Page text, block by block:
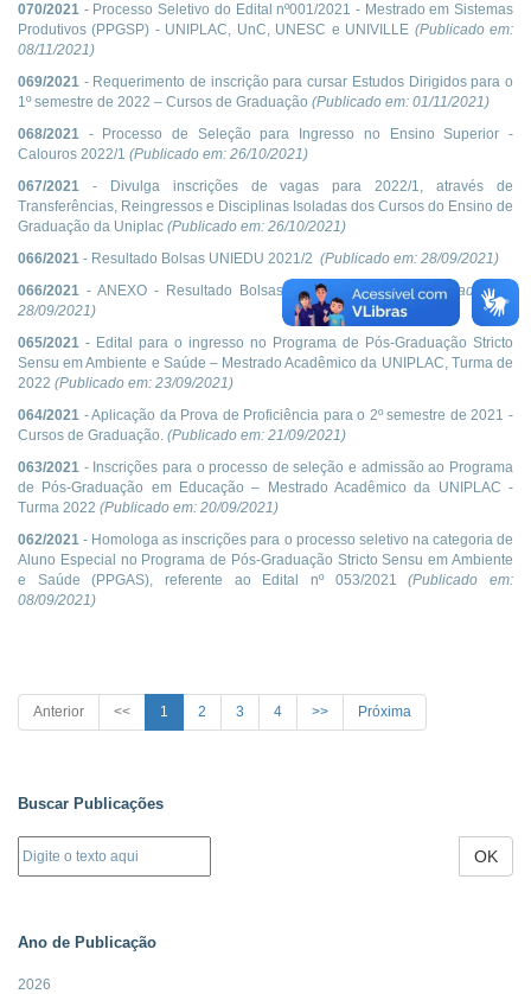
070/2021 - Processo Seletivo do Edital nº001/2021 - Mestrado em Sistemas
Produtivos (PPGSP) - UNIPLAC, UnC, UNESC e UNIVILLE (Publicado em:
08/11/2021)
069/2021 - Requerimento de inscrição para cursar Estudos Dirigidos para o
1º semestre de 2022 – Cursos de Graduação (Publicado em: 01/11/2021)
068/2021 - Processo de Seleção para Ingresso no Ensino Superior -
Calouros 2022/1 (Publicado em: 26/10/2021)
067/2021 - Divulga inscrições de vagas para 2022/1, através de
Transferências, Reingressos e Disciplinas Isoladas dos Cursos do Ensino de
Graduação da Uniplac (Publicado em: 26/10/2021)
066/2021 - Resultado Bolsas UNIEDU 2021/2 (Publicado em: 28/09/2021)
066/2021 - ANEXO - Resultado Bolsas UNIEDU 2021/2(Publicado em:
28/09/2021)
065/2021 - Edital para o ingresso no Programa de Pós-Graduação Stricto
Sensu em Ambiente e Saúde – Mestrado Acadêmico da UNIPLAC, Turma de
2022 (Publicado em: 23/09/2021)
064/2021 - Aplicação da Prova de Proficiência para o 2º semestre de 2021 -
Cursos de Graduação. (Publicado em: 21/09/2021)
063/2021 - Inscrições para o processo de seleção e admissão ao Programa
de Pós-Graduação em Educação – Mestrado Acadêmico da UNIPLAC -
Turma 2022 (Publicado em: 20/09/2021)
062/2021 - Homologa as inscrições para o processo seletivo na categoria de
Aluno Especial no Programa de Pós-Graduação Stricto Sensu em Ambiente
e Saúde (PPGAS), referente ao Edital nº 053/2021(Publicado em:
08/09/2021)
Anterior << 1 2 3 4 >> Próxima
Buscar Publicações
OK
Ano de Publicação
2026